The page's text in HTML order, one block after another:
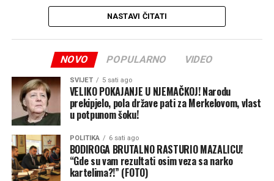
NASTAVI ČITATI
NOVO POPULARNO VIDEO
SVIJET 5 sati ago
VELIKO POKAJANJE U NJEMAČKOJ! Narodu
prekipjelo, pola države pati za Merkelovom, vlast
u potpunom šoku!
POLITIKA 6 sati ago
BODIROGA BRUTALNO RASTURIO MAZALICU!
“Gde su vam rezultati osim veza sa narko
kartelima?!” (FOTO)